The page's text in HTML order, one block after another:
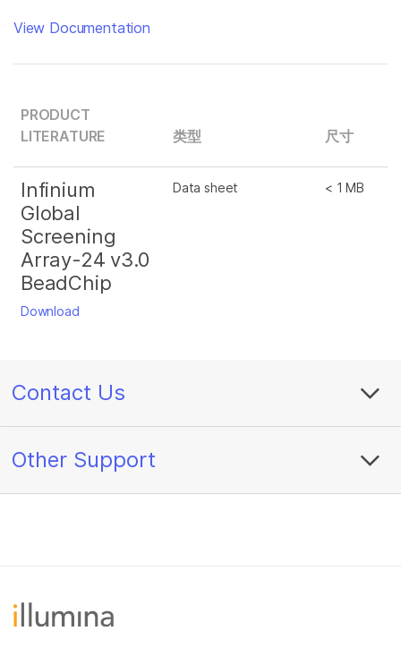
View Documentation
PRODUCT
LITERATURE
类型 尺寸
Infinium
Global
Screening
Array-24 v3.0
BeadChip
Download
Data sheet < 1 MB
Contact Us
Other Support